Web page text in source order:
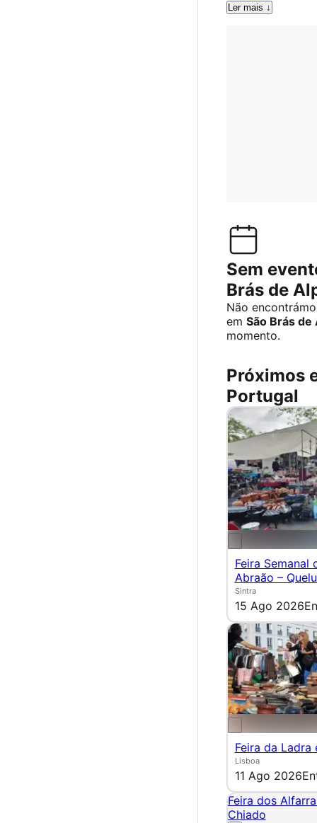
Ler mais ↓
Sem
Brás de
Não
em São Brás
momento.
Próximos
Portugal
Feira Semanal
Abraão –
Sintra
15 Ago 2026
Feira da Ladra
Lisboa
11 Ago 2026
Feira dos
Chiado